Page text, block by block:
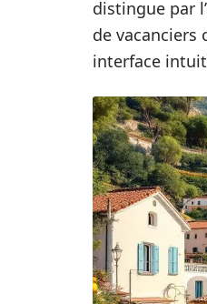
distingue par
de vacanciers
interface